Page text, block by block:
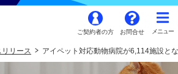
ご契約者の方 お問合せ
リース アイペット対応動物病院が6,114施設と